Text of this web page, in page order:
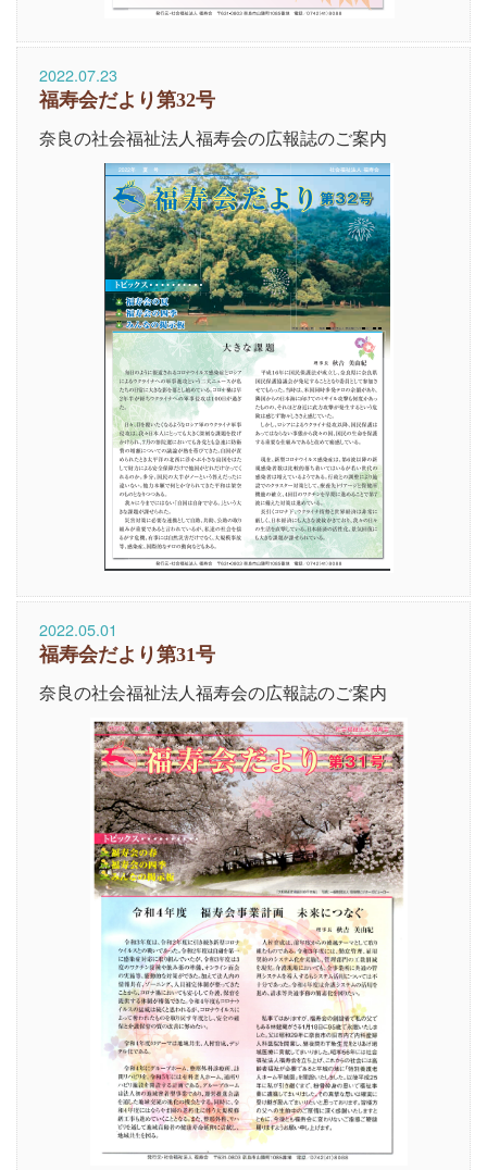
2022.07.23
福寿会だより第32号
奈良の社会福祉法人福寿会の広報誌のご案内
2022.05.01
福寿会だより第31号
奈良の社会福祉法人福寿会の広報誌のご案内